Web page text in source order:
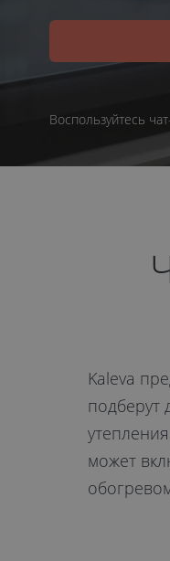
Воспользуйтесь
Kaleva
подберут
может